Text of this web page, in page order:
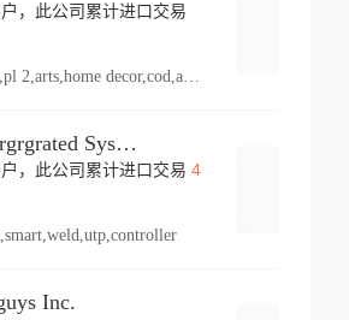
，此公司累计进口交易
vehicle,pl 2,arts,home decor,cod,amusement ride,sea
Duetto Intergrgrated Systems Inc.
，此公司累计进口交易 4
Inc.